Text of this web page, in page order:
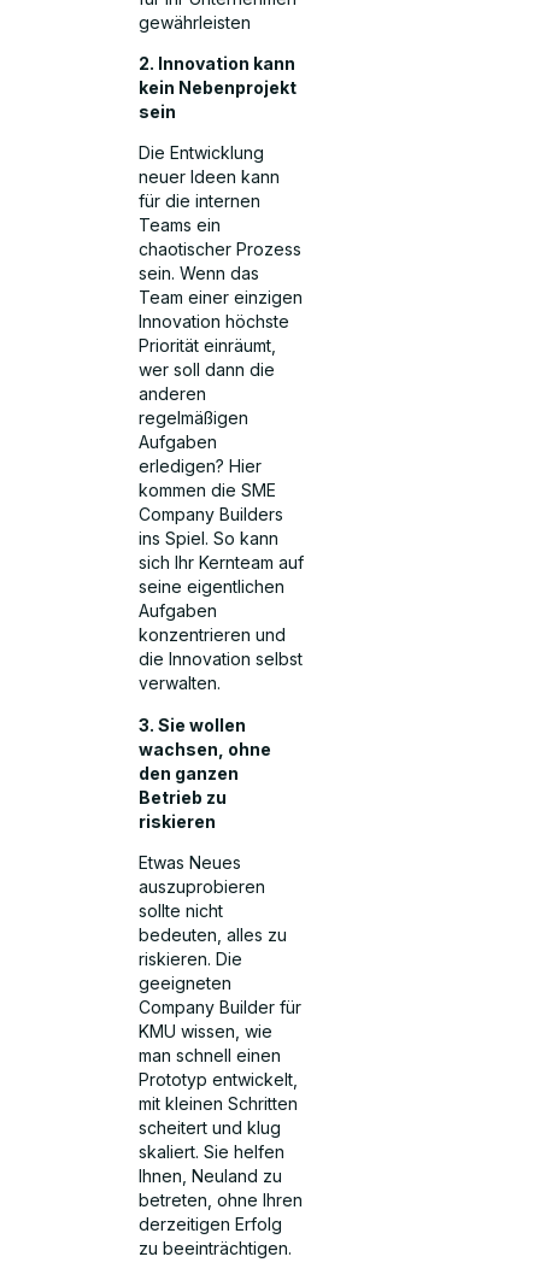
gewährleisten
2. Innovation kann
kein Nebenprojekt
sein
Die Entwicklung
neuer Ideen kann
für die internen
Teams ein
chaotischer Prozess
sein. Wenn das
Team einer einzigen
Innovation höchste
Priorität einräumt,
wer soll dann die
anderen
regelmäßigen
Aufgaben
erledigen? Hier
kommen die SME
Company Builders
ins Spiel. So kann
sich Ihr Kernteam auf
seine eigentlichen
Aufgaben
konzentrieren und
die Innovation selbst
verwalten.
3. Sie wollen
wachsen, ohne
den ganzen
Betrieb zu
riskieren
Etwas Neues
auszuprobieren
sollte nicht
bedeuten, alles zu
riskieren. Die
geeigneten
Company Builder für
KMU wissen, wie
man schnell einen
Prototyp entwickelt,
mit kleinen Schritten
scheitert und klug
skaliert. Sie helfen
Ihnen, Neuland zu
betreten, ohne Ihren
derzeitigen Erfolg
zu beeinträchtigen.